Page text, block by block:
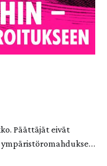
Päättäjät eivät